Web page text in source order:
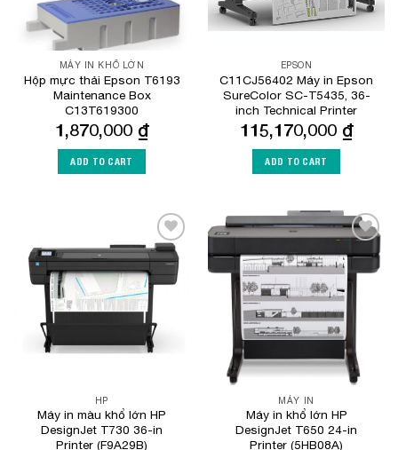
MÁY IN KHỔ LỚN
Hộp mực thải Epson T6193
Maintenance Box
C13T619300
1,870,000 ₫
ADD TO CART
EPSON
C11CJ56402 Máy in Epson
SureColor SC-T5435, 36-
inch Technical Printer
115,170,000 ₫
ADD TO CART
Add to
Wishlist
HP
Máy in màu khổ lớn HP
DesignJet T730 36-in
Printer (F9A29B)
Add to
Wishlist
MÁY IN
Máy in khổ lớn HP
DesignJet T650 24-in
Printer (5HB08A)